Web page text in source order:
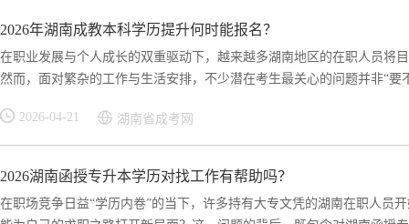
2026年湖南成教本科学历提升何时能报名？
在职业发展与个人成长的双重驱动下，越来越多湖南地区的在职人员将
然而，面对繁杂的工作与生活安排，不少潜在考生最关心的问题并非“要
2026-04-21 湖南省成考网
2026湖南函授专升本学历对找工作有帮助吗？
在职场竞争日益“学历内卷”的当下，许多持有大专文凭的湖南在职人员